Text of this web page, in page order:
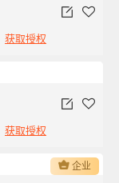
获取授权
获取授权
企业